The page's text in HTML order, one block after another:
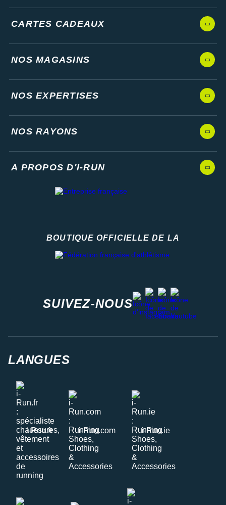
CARTES CADEAUX
NOS MAGASINS
NOS EXPERTISES
NOS RAYONS
A PROPOS D'I-RUN
BOUTIQUE OFFICIELLE DE LA
SUIVEZ-NOUS
instagram
facebook
stravayoutube
LANGUES
i-Run.fr i-Run.com i-Run.ie